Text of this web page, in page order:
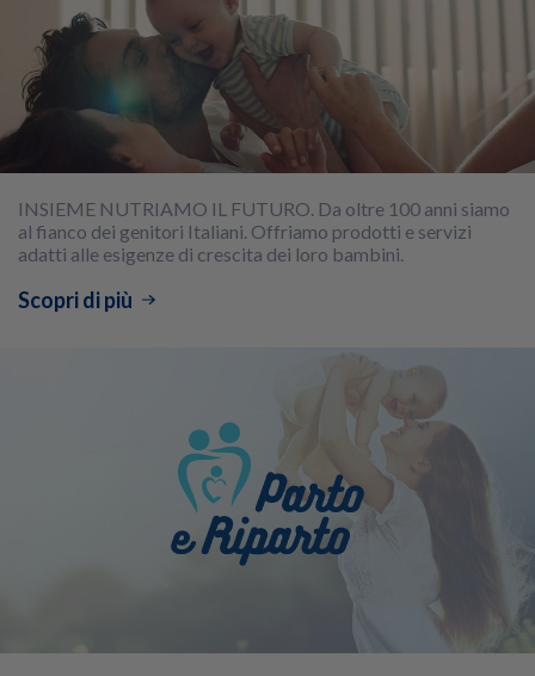
INSIEME NUTRIAMO IL FUTURO. Da oltre 100 anni siamo
al fianco dei genitori Italiani. Offriamo prodotti e servizi
adatti alle esigenze di crescita dei loro bambini.
Scopri di più